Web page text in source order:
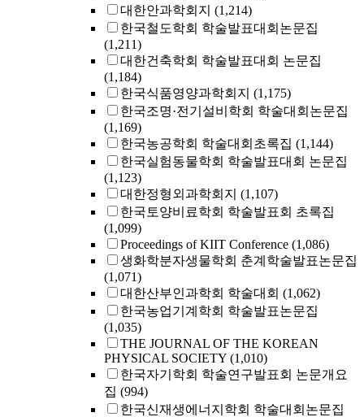
대한안과학회지 (1,214)
한국철도학회 학술발표대회논문집
(1,211)
대한건축학회 학술발표대회 논문집
(1,184)
한국식품영양과학회지 (1,175)
한국조명·전기설비학회 학술대회논문집
(1,169)
한국농공학회 학술대회초록집 (1,144)
한국실험동물학회 학술발표대회 논문집
(1,123)
대한정형외과학회지 (1,107)
한국토양비료학회 학술발표회 초록집
(1,099)
Proceedings of KIIT Conference (1,086)
생화학분자생물학회 춘계학술발표논문집
(1,071)
대한산부인과학회 학술대회 (1,062)
한국농업기계학회 학술발표논문집
(1,035)
THE JOURNAL OF THE KOREAN
PHYSICAL SOCIETY (1,010)
한국자기학회 학술연구발표회 논문개요
집 (994)
한국신재생에너지학회 학술대회논문집